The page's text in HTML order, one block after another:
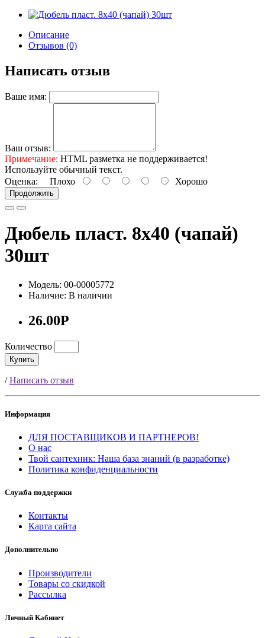
Описание
Отзывов (0)
Написать отзыв
Ваше имя:
Ваш отзыв:
Примечание: HTML разметка не поддерживается!
Используйте обычный текст.
Оценка: Плохо Хорошо
Продолжить
Дюбель пласт. 8х40 (чапай)
30шт
Модель: 00-00005772
Наличие: В наличии
26.00Р
Количество
Купить
/Написать отзыв
Информация
ДЛЯ ПОСТАВЩИКОВ И ПАРТНЕРОВ!
О нас
Твой сантехник: Наша база знаний (в разработке)
Политика конфиденциальности
Служба поддержки
Контакты
Карта сайта
Дополнительно
Производители
Товары со скидкой
Рассылка
Личный Кабинет